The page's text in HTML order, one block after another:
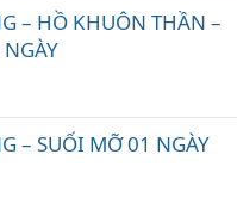
– HỒ KHUÔN THẦN –
– SUỐI MỠ 01 NGÀY